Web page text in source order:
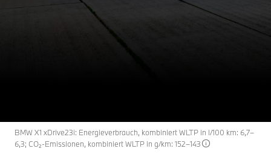
X1
BMW X1 xDrive23i: Energieverbrauch, kombiniert WLTP in l/100 km: 6,7–
6,3; CO₂-Emissionen, kombiniert WLTP in g/km: 152–143